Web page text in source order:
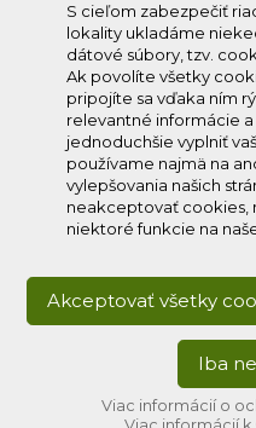
Profi-
S cieľom zabezpečiť
lokality ukladáme
dátové súbory, tzv.
Ak povolíte všetky
pripojíte sa vďaka ním
relevantné informácie
jednoduchšie vyplniť
používame najmä na
vylepšovania našich
neakceptovať
niektoré funkcie na
Akceptovať všetky
Iba
Viac informácií o